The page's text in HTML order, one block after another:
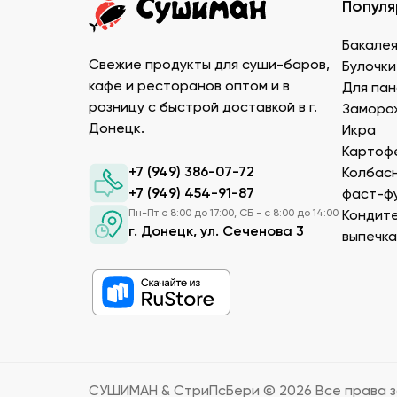
Икру масаго, тобико. Свежайшие
Уксус рисовый. Заказать этот
Соевый соус. Приготовленный по
Преимущества заказа в Сушиман
Чтобы купить продукты для суши в ДНР от
гарантируем нашим клиентам следующие
Большой выбор товаров для суши
клиентах, поэтому тщательно
В каталоге можно посмотреть
положить в корзину нужно количество.
В ДНР продукты для суши оптом
Наши менеджеры консультируют по
Свежие продукты для суши-баров,
кафе и ресторанов оптом и в
розницу с быстрой доставкой в г.
Донецк.
+7 (949) 386-07-72
+7 (949) 454-91-87
Пн-Пт с 8:00 до 17:00, СБ - с 8:00 до 14:00
г. Донецк, ул. Сеченова 3
Бакалея
Для
Икра
фаст-
СУШИМАН & СтриПсБери © 2026 Все права